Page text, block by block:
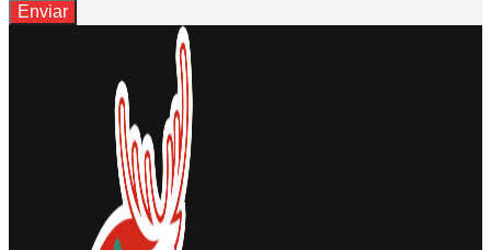
Enviar